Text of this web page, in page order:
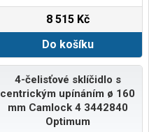
8 515 Kč
Do košíku
4-čelisťové sklíčidlo s
centrickým upínáním ø 160
mm Camlock 4 3442840
Optimum